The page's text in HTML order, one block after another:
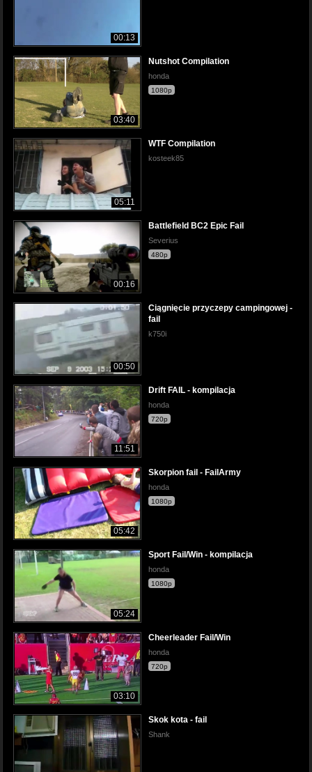
00:13
03:40
Nutshot Compilation
honda
1080p
05:11
WTF Compilation
kosteek85
00:16
Battlefield BC2 Epic Fail
Severius
480p
00:50
Ciągnięcie przyczepy campingowej -
fail
k750i
11:51
Drift FAIL - kompilacja
honda
720p
05:42
Skorpion fail - FailArmy
honda
1080p
05:24
Sport Fail/Win - kompilacja
honda
1080p
03:10
Cheerleader Fail/Win
honda
720p
Skok kota - fail
Shank